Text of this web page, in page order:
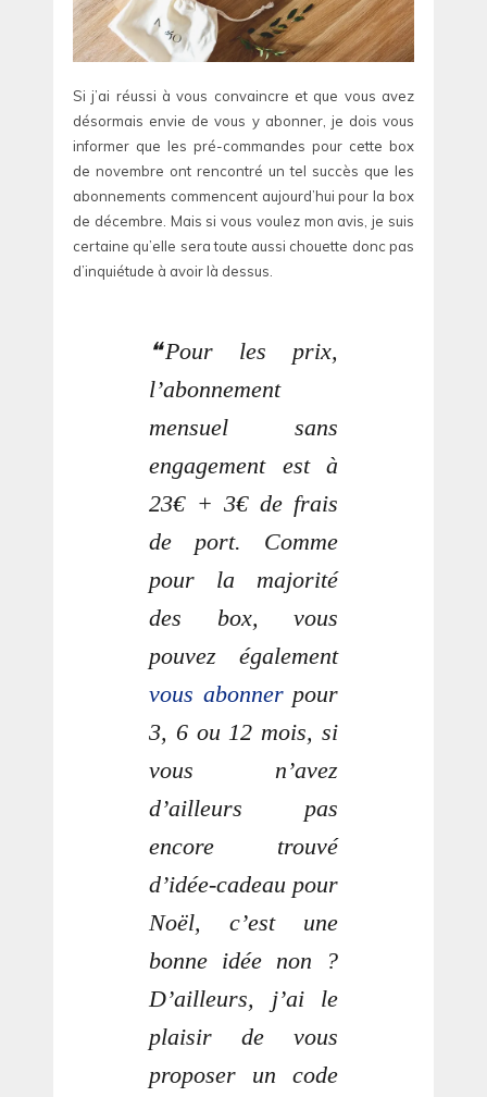
Si j’ai réussi à vous convaincre et que vous avez
désormais envie de vous y abonner, je dois vous
informer que les pré-commandes pour cette box
de novembre ont rencontré un tel succès que les
abonnements commencent aujourd’hui pour la box
de décembre. Mais si vous voulez mon avis, je suis
certaine qu’elle sera toute aussi chouette donc pas
d’inquiétude à avoir là dessus.
Pour les prix,
l’abonnement
mensuel sans
engagement est à
23€ + 3€ de frais
de port. Comme
pour la majorité
des box, vous
pouvez également
vous abonnerpour
3, 6 ou 12 mois, si
vous n’avez
d’ailleurs pas
encore trouvé
d’idée-cadeau pour
Noël, c’est une
bonne idée non ?
D’ailleurs, j’ai le
plaisir de vous
proposer un code